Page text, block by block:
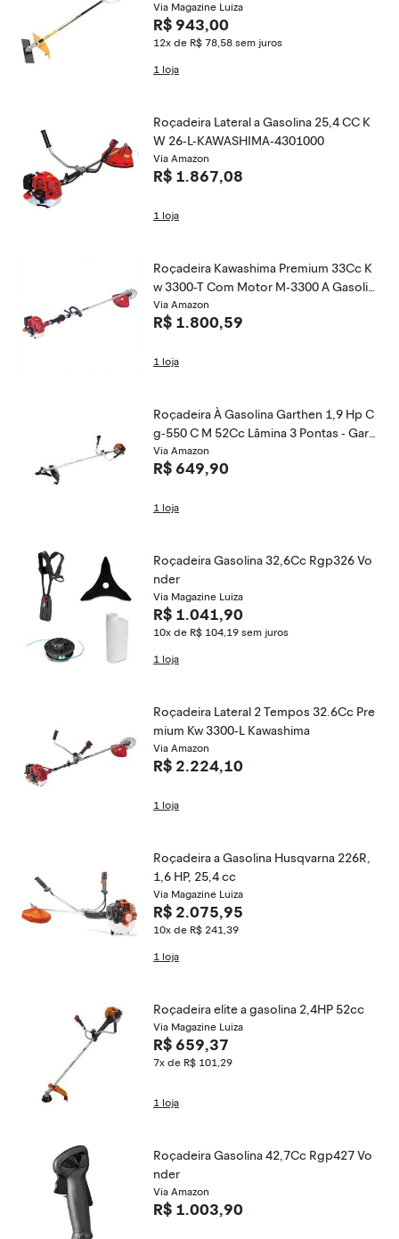
Via Magazine Luiza
R$ 943,00
12x de R$ 78,58 sem juros
1 loja
Roçadeira Lateral a Gasolina 25,4 CC K
W 26-L-KAWASHIMA-4301000
Via Amazon
R$ 1.867,08
1 loja
Roçadeira Kawashima Premium 33Cc K
w 3300-T Com Motor M-3300 A Gasolin
a
Via Amazon
R$ 1.800,59
1 loja
Roçadeira À Gasolina Garthen 1,9 Hp C
g-550 C M 52Cc Lâmina 3 Pontas - Gart
hen
Via Amazon
R$ 649,90
1 loja
Roçadeira Gasolina 32,6Cc Rgp326 Vo
nder
Via Magazine Luiza
R$ 1.041,90
10x de R$ 104,19 sem juros
1 loja
Roçadeira Lateral 2 Tempos 32.6Cc Pre
mium Kw 3300-L Kawashima
Via Amazon
R$ 2.224,10
1 loja
Roçadeira a Gasolina Husqvarna 226R,
1,6 HP, 25,4 cc
Via Magazine Luiza
R$ 2.075,95
10x de R$ 241,39
1 loja
Roçadeira elite a gasolina 2,4HP 52cc
Via Magazine Luiza
R$ 659,37
7x de R$ 101,29
1 loja
Roçadeira Gasolina 42,7Cc Rgp427 Vo
nder
Via Amazon
R$ 1.003,90